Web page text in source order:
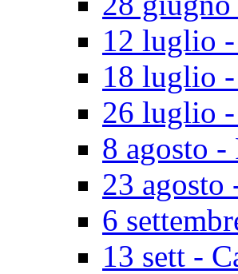
12 luglio
18 luglio
26 luglio -
8 agosto -
23
6
13 sett -